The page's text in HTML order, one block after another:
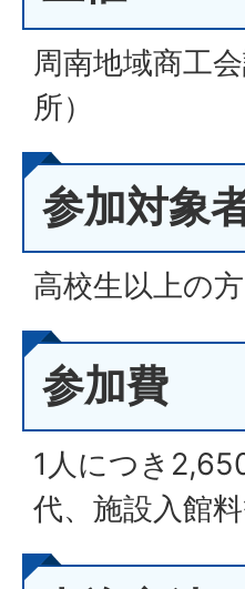
周南地域商工
所）
参加対象
高校生以上の方
参加費
1人につき
代、施設入館